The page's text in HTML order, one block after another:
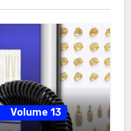
Volume 13